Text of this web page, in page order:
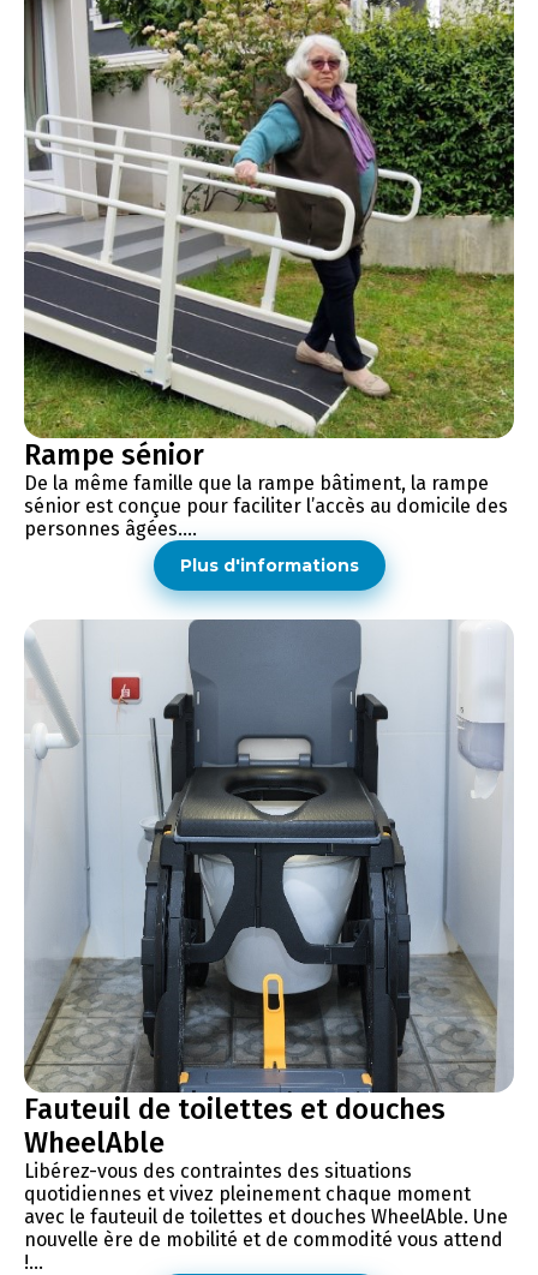
Rampe sénior
De la même famille que la rampe bâtiment, la rampe
sénior est conçue pour faciliter l’accès au domicile des
personnes âgées....
Plus d'informations
Fauteuil de toilettes et douches
WheelAble
Libérez-vous des contraintes des situations
quotidiennes et vivez pleinement chaque moment
avec le fauteuil de toilettes et douches WheelAble. Une
nouvelle ère de mobilité et de commodité vous attend
!...